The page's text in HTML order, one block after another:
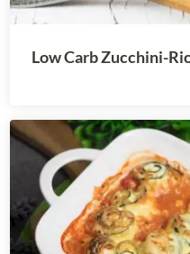
Low Carb Zucchini-